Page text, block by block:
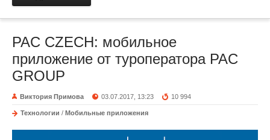
PAC CZECH: мобильное
приложение от туроператора PAC
GROUP
Виктория Примова 03.07.2017, 13:23 10 994
Технологии / Мобильные приложения